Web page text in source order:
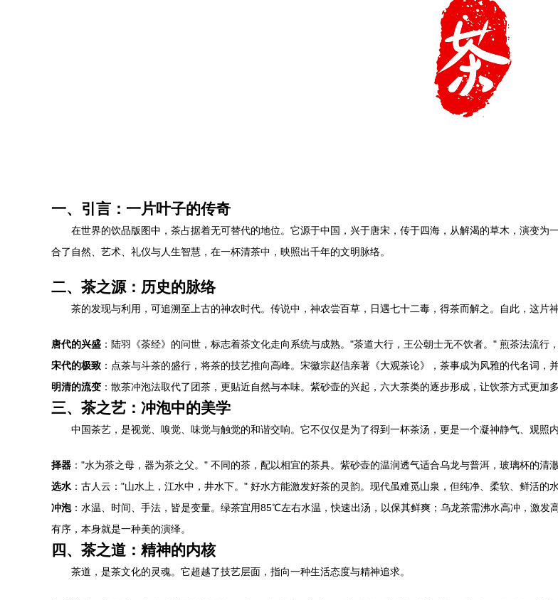
一、引言：一片叶子的传奇
在世界的饮品版图中，茶占据着无可替代的地位。它源于中国，兴于唐宋，传于四海，从解渴的草木，演变
合了自然、艺术、礼仪与人生智慧，在一杯清茶中，映照出千年的文明脉络。
二、茶之源：历史的脉络
茶的发现与利用，可追溯至上古的神农时代。传说中，神农尝百草，日遇七十二毒，得茶而解之。自此，这片
唐代的兴盛 ：陆羽《茶经》的问世，标志着茶文化走向系统与成熟。"茶道大行，王公朝士无不饮者。" 煎茶法流行
宋代的极致 ：点茶与斗茶的盛行，将茶的技艺推向高峰。宋徽宗赵佶亲著《大观茶论》，茶事成为风雅的代名词，
明清的流变 ：散茶冲泡法取代了团茶，更贴近自然与本味。紫砂壶的兴起，六大茶类的逐步形成，让饮茶方式更加
三、茶之艺：冲泡中的美学
中国茶艺，是视觉、嗅觉、味觉与触觉的和谐交响。它不仅仅是为了得到一杯茶汤，更是一个凝神静气、观照内
择器 ："水为茶之母，器为茶之父。" 不同的茶，配以相宜的茶具。紫砂壶的温润透气适合乌龙与普洱，玻璃杯的清
选水 ：古人云："山水上，江水中，井水下。" 好水方能激发好茶的灵韵。现代虽难觅山泉，但纯净、柔软、鲜活的水
冲泡：水温、时间、手法，皆是变量。绿茶宜用85℃左右水温，快速出汤，以保其鲜爽；乌龙茶需沸水高冲，激
有序，本身就是一种美的演绎。
四、茶之道：精神的内核
茶道，是茶文化的灵魂。它超越了技艺层面，指向一种生活态度与精神追求。